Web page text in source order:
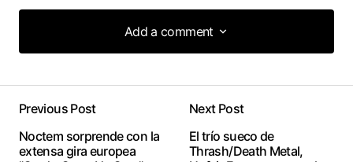
Add a comment
Add a comment
Previous Post
Noctem sorprende con la
extensa gira europea
Next Post
El trío sueco de
Thrash/Death Metal,